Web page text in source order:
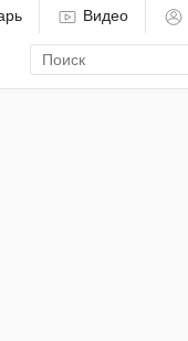
Видео
Enter
search
term